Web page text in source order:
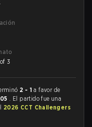
3
2 - 1 a favor de
. El partido fue una
2026 CCT Challengers